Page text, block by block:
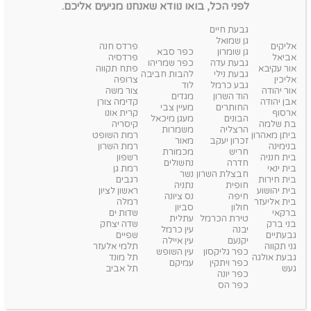
לפני הכל, בואו נוודא שאנחנו מגיעים אליכם.
אליקים
אביאל
אור עקיבא
אליכין
אור יהודה
אבן יהודה
ארסוף
בת שלמה
ביתן מאהרון
בנימינה
בית חנניה
בית ינאי
בית חירות
בית יהושוע
בית אליעזר
ברקאי
בני ברק
גבעתיים
גני תקווה
גבעת אולגה
געש
גבעת חיים
גן שמואל
גן שומרון
גבעת עדה
גבעת נילי
גבע כרמל
הוד השרון
החותרים
הבונים
הרצליה
זכרון יעקב
חריש
חדרה
חבצלת השרון
חופית
חיפה
חולון
טירת הכרמל
יבנה
יקנעם
כפר גליקסון
כפר ויתקין
כפר יונה
כפר הס
כפר סבא
כפר שמריהו
להבות חביבה
לוד
מגדים
מעיין צבי
מעגן מיכאל
משמרות
מאור
מכמורת
נחשולים
נשר
נתניה
נס ציונה
סביון
עתלית
עין כרמל
עין איילה
עין השופש
עמיקם
פרדס חנה
פרדסיה
פתח תקווה
צרופה
צור משה
קדימה צורן
קרית אונו
קיסריה
רמת השופט
רמת השרון
רשפון
רמת גן
רגבים
ראשון לציון
רמלה
שדות ים
שדה יצחק
שפיים
תלמי אלעזר
תל מונד
תל אביב